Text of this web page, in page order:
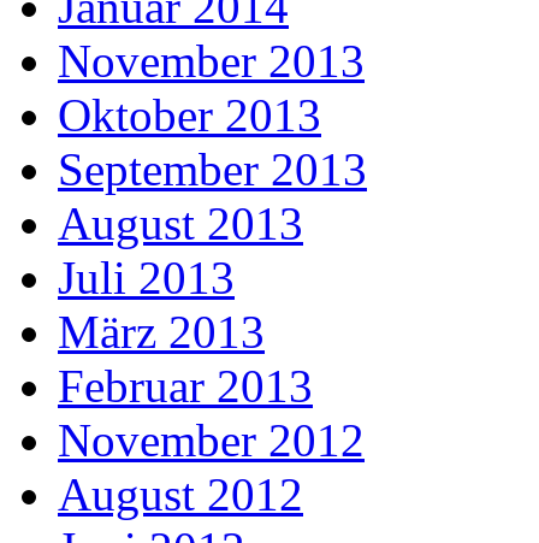
November 2013
Oktober 2013
September 2013
August 2013
Juli 2013
März 2013
Februar 2013
November 2012
August 2012